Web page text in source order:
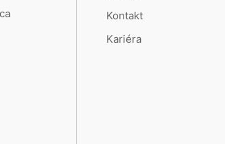
Kontakt
Kariéra